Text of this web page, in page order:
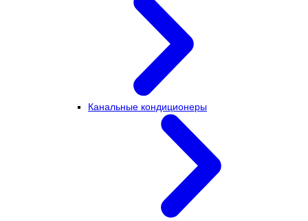
Канальные кондиционеры